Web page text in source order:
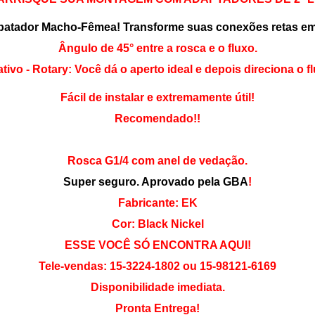
Macho-Fêmea! Transforme suas conexões retas
Ângulo de 45° entre a rosca e o fluxo.
- Rotary: Você dá o aperto ideal e depois direciona o
Fácil de instalar e extremamente útil!
Recomendado!!
Rosca G1/4 com anel de vedação.
Super seguro. Aprovado pela GBA!
Fabricante: EK
Cor: Black Nickel
ESSE VOCÊ SÓ ENCONTRA AQUI!
Tele-vendas: 15-3224-1802 ou 15-98121-6169
Disponibilidade imediata.
Pronta Entrega!